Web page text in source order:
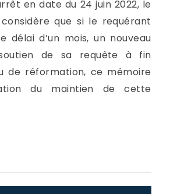
en date du 24 juin 2022, le
considère que si le requérant
délai d’un mois, un nouveau
de sa requête à fin
de réformation, ce mémoire
du maintien de cette